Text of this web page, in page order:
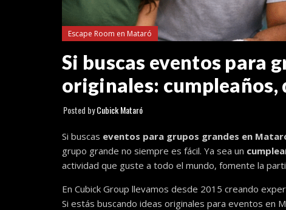
Escape Room en Mataró
Si buscas eventos para
originales:
Posted byCubick Mataró
Si buscas eventos para grupos grandes en
grupo grande no siempre es fácil. Ya sea un
actividad que guste a todo el mundo, fomente la
En Cubick Group llevamos desde 2015 creando
Si estás buscando ideas originales para eventos en